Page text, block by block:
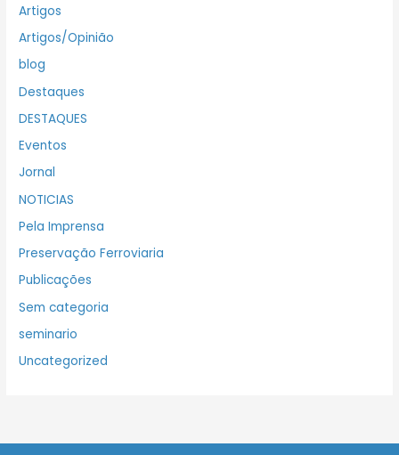
Artigos
Artigos/Opinião
blog
Destaques
DESTAQUES
Eventos
Jornal
NOTICIAS
Pela Imprensa
Preservação Ferroviaria
Publicações
Sem categoria
seminario
Uncategorized